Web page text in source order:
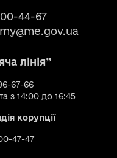
44-67
лінія”
67-66
з 14:00 до 16:45
корупції
47-47